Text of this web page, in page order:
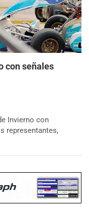
con señales
Invierno con
representantes,